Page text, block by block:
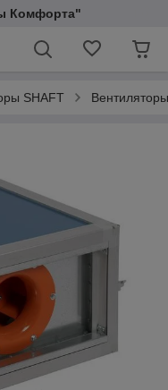
Комфорта"
SHAFT